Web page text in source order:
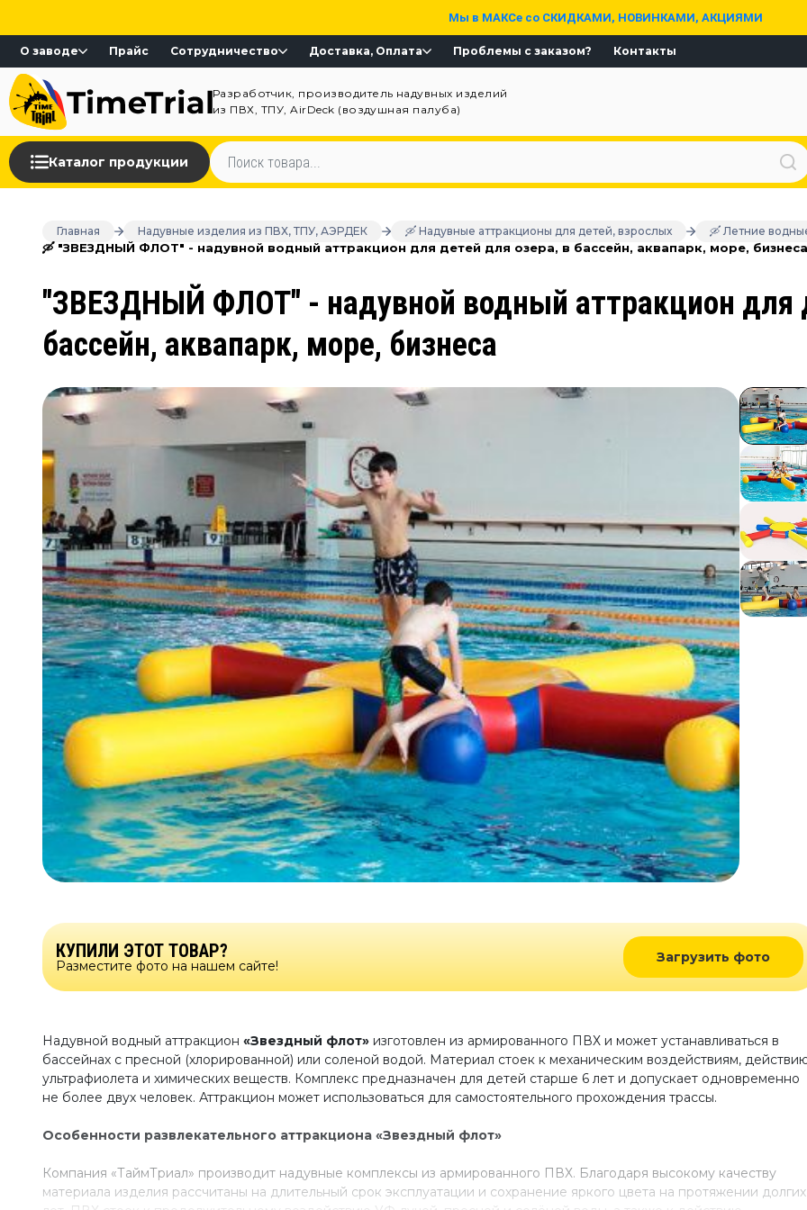
Мы в МАКСе со СКИДКАМИ, НОВИНКАМИ, АКЦИЯМИ
О заводе Прайс Сотрудничество Доставка, Оплата Проблемы с заказом? Контакты
Разработчик, производитель надувных изделий
из ПВХ, ТПУ, AirDeck (воздушная палуба)
Каталог продукции
Главная Надувные изделия из ПВХ, ТПУ, АЭРДЕК 🛶 Надувные аттракционы для детей, взрослых 🛶 Летние
🛶 "ЗВЕЗДНЫЙ ФЛОТ" - надувной водный аттракцион для детей для озера, в бассейн, аквапарк, море, бизнеса
"ЗВЕЗДНЫЙ ФЛОТ" - надувной водный аттракцион для
бассейн, аквапарк, море, бизнеса
КУПИЛИ ЭТОТ ТОВАР?
Разместите фото на нашем сайте!
Загрузить фото
Надувной водный аттракцион «Звездный флот» изготовлен из армированного ПВХ и может устанавливаться в
бассейнах с пресной (хлорированной) или соленой водой. Материал стоек к механическим воздействиям,
ультрафиолета и химических веществ. Комплекс предназначен для детей старше 6 лет и допускает одновременно
не более двух человек. Аттракцион может использоваться для самостоятельного прохождения трассы.
Особенности развлекательного аттракциона «Звездный флот»
Компания «ТаймТриал» производит надувные комплексы из армированного ПВХ. Благодаря высокому качеству
материала изделия рассчитаны на длительный срок эксплуатации и сохранение яркого цвета на протяжении долгих